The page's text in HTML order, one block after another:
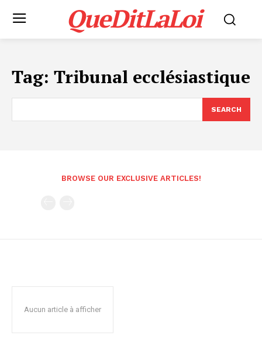
QueDitLaLoi
Tag: Tribunal ecclésiastique
SEARCH
BROWSE OUR EXCLUSIVE ARTICLES!
Aucun article à afficher